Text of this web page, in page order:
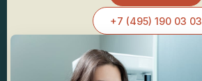
+7 (495) 190 03 03